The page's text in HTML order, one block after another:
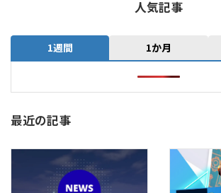
人気記事
1週間 1か月
最近の記事